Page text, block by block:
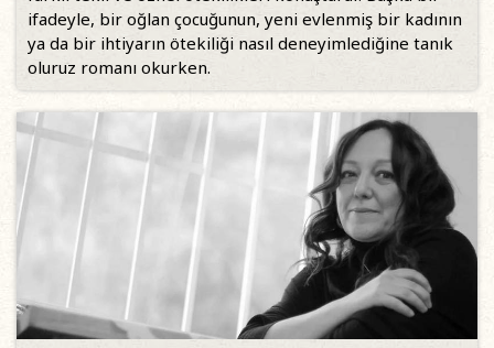
ifadeyle, bir oğlan çocuğunun, yeni evlenmiş bir kadının
ya da bir ihtiyarın ötekiliği nasıl deneyimlediğine tanık
oluruz romanı okurken.